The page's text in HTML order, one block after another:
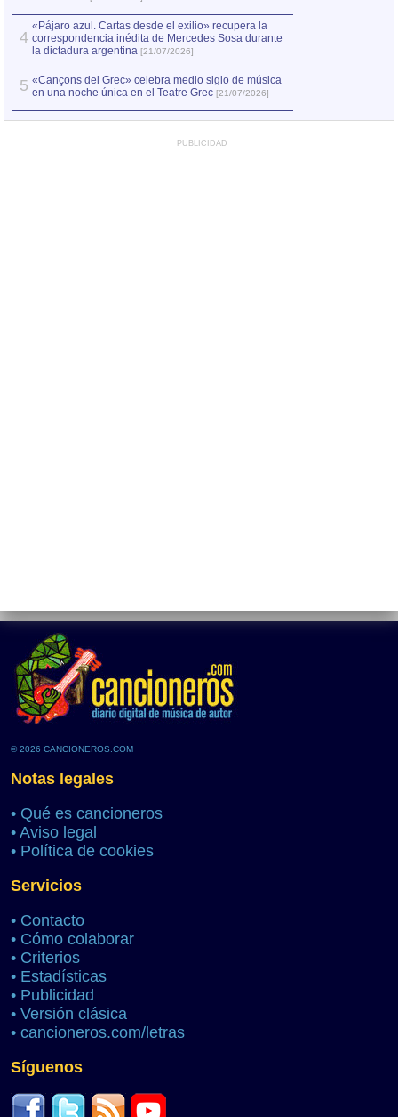
4
«Pájaro azul. Cartas desde el exilio» recupera la
correspondencia inédita de Mercedes Sosa durante
la dictadura argentina [21/07/2026]
5 «Cançons del Grec» celebra medio siglo de música
en una noche única en el Teatre Grec [21/07/2026]
PUBLICIDAD
© 2026 CANCIONEROS.COM
Notas legales
• Qué es cancioneros
• Aviso legal
• Política de cookies
Servicios
• Contacto
• Cómo colaborar
• Criterios
• Estadísticas
• Publicidad
• Versión clásica
• cancioneros.com/letras
Síguenos